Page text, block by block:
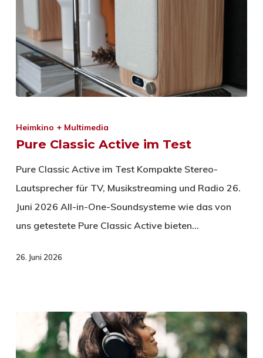
Heimkino + Multimedia
Pure Classic Active im Test
Pure Classic Active im Test Kompakte Stereo-
Lautsprecher für TV, Musikstreaming und Radio 26.
Juni 2026 All-in-One-Soundsysteme wie das von
uns getestete Pure Classic Active bieten…
26. Juni 2026